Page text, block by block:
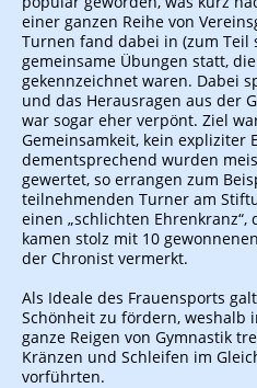
einer ganzen Reihe von
Turnen fand dabei in (zum Teil
gemeinsame Übungen statt,
gekennzeichnet waren. Dabei
und das Herausragen aus der
war sogar eher verpönt. Ziel
Gemeinsamkeit, kein expliziter
dementsprechend wurden
gewertet, so errangen zum
teilnehmenden Turner am
einen „schlichten
kamen stolz mit 10
der Chronist vermerkt.
Als Ideale des Frauensports
Schönheit zu fördern, weshalb
ganze Reigen von Gymnastik
Kränzen und Schleifen im
vorführten.